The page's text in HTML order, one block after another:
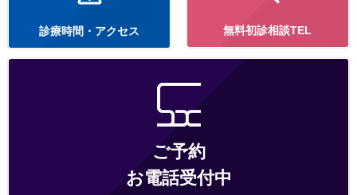
診療時間・アクセス 無料初診相談TEL
ご予約
お電話受付中